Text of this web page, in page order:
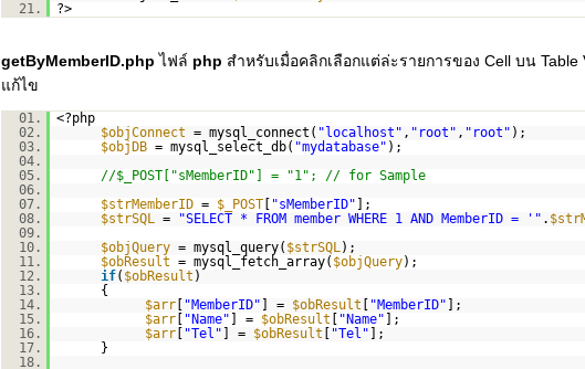
21.
?>
getByMemberID.php ไฟล์ php สำหรับเมื่อคลิกเลือกแต่ล่ะรายการของ Cell บน
แก้ไข
01.
<?php
02.
$objConnect = mysql_connect( "localhost" , "root" , "root" );
03.
$objDB = mysql_select_db( "mydatabase" );
04.
05.
//$_POST["sMemberID"] = "1"; // for Sample
06.
07.
$strMemberID = $_POST[ "sMemberID" ];
08.
$strSQL = "SELECT * FROM member WHERE 1 AND MemberID = '" .
09.
10.
$objQuery = mysql_query( $strSQL);
11.
$obResult = mysql_fetch_array( $objQuery);
12.
if( $obResult )
13.
{
14.
$arr[ "MemberID" ] = $obResult "MemberID" ];
15.
$arr[ "Name" ] = $obResult "Name" ];
16.
$arr[ "Tel" ] = $obResult "Tel" ];
17.
}
18.